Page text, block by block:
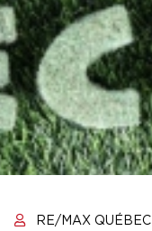
RE/MAX QUÉBEC